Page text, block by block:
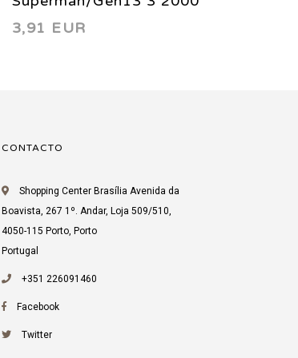
3,91 EUR
CONTACTO
Shopping Center Brasília Avenida da
Boavista, 267 1º. Andar, Loja 509/510,
4050-115 Porto, Porto
Portugal
+351 226091460
Facebook
Twitter